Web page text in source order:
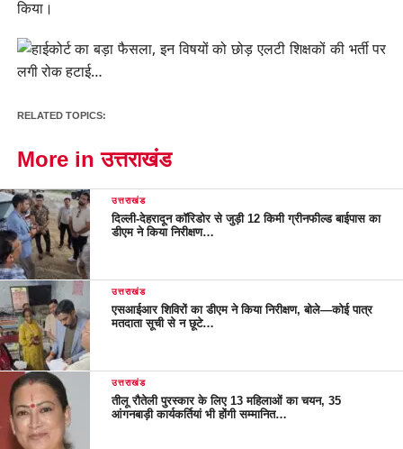
किया।
RELATED TOPICS:
More in उत्तराखंड
उत्तराखंड
दिल्ली-देहरादून कॉरिडोर से जुड़ी 12 किमी ग्रीनफील्ड बाईपास का
डीएम ने किया निरीक्षण…
उत्तराखंड
एसआईआर शिविरों का डीएम ने किया निरीक्षण, बोले—कोई पात्र
मतदाता सूची से न छूटे…
उत्तराखंड
तीलू रौतेली पुरस्कार के लिए 13 महिलाओं का चयन, 35
आंगनबाड़ी कार्यकर्तियां भी होंगी सम्मानित…